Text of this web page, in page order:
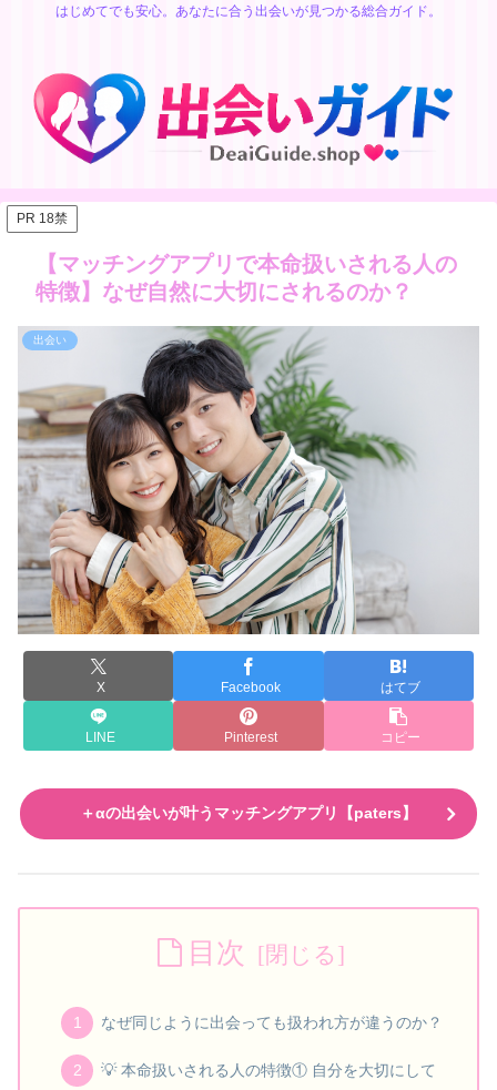
はじめてでも安心。あなたに合う出会いが見つかる総合ガイド。
PR 18禁
【マッチングアプリで本命扱いされる人の
特徴】なぜ自然に大切にされるのか？
出会い
X Facebook はてブ
LINE Pinterest コピー
＋αの出会いが叶うマッチングアプリ【paters】
目次
なぜ同じように出会っても扱われ方が違うのか？
💡 本命扱いされる人の特徴① 自分を大切にして